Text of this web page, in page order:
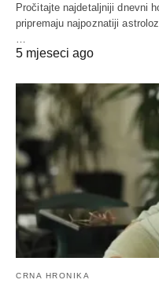
Pročitajte najdetaljniji dnevni
pripremaju najpoznatiji
5 mjeseci ago
CRNA HRONIKA